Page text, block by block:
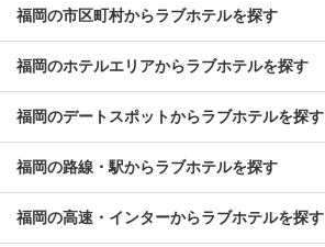
福岡の市区町村からラブホテルを探す
福岡のホテルエリアからラブホテルを探す
福岡のデートスポットからラブホテルを探す
福岡の路線・駅からラブホテルを探す
福岡の高速・インターからラブホテルを探す